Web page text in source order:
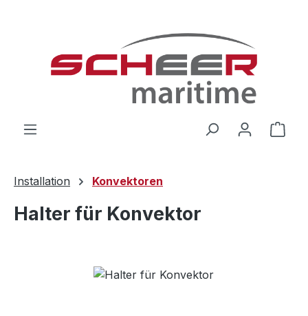
Installation Konvektoren
Halter für Konvektor
Bildergalerie überspringen